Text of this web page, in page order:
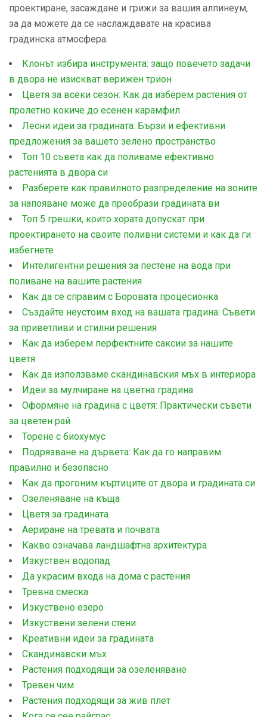
проектиране, засаждане и грижи за вашия алпинеум,
за да можете да се наслаждавате на красива
градинска атмосфера.
Клонът избира инструмента: защо повечето задачи
в двора не изискват верижен трион
Цветя за всеки сезон: Как да изберем растения от
пролетно кокиче до есенен карамфил
Лесни идеи за градината: Бързи и ефективни
предложения за вашето зелено пространство
Топ 10 съвета как да поливаме ефективно
растенията в двора си
Разберете как правилното разпределение на зоните
за напояване може да преобрази градината ви
Топ 5 грешки, които хората допускат при
проектирането на своите поливни системи и как да ги
избегнете
Интелигентни решения за пестене на вода при
поливане на вашите растения
Как да се справим с Боровата процесионка
Създайте неустоим вход на вашата градина: Съвети
за приветливи и стилни решения
Как да изберем перфектните саксии за нашите
цветя
Как да използваме скандинавския мъх в интериора
Идеи за мулчиране на цветна градина
Оформяне на градина с цветя: Практически съвети
за цветен рай
Торене с биохумус
Подрязване на дървета: Как да го направим
правилно и безопасно
Как да прогоним къртиците от двора и градината си
Озеленяване на къща
Цветя за градината
Аериране на тревата и почвата
Какво означава ландшафтна архитектура
Изкуствен водопад
Да украсим входа на дома с растения
Тревна смеска
Изкуствено езеро
Изкуствени зелени стени
Креативни идеи за градината
Скандинавски мъх
Растения подходящи за озеленяване
Тревен чим
Растения подходящи за жив плет